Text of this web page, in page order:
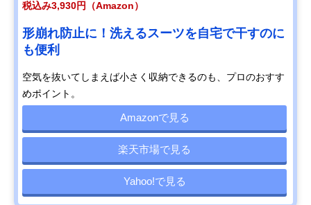
税込み3,930円（Amazon）
形崩れ防止に！洗えるスーツを自宅で干すのに
も便利
空気を抜いてしまえば小さく収納できるのも、プロのおすす
めポイント。
Amazonで見る
楽天市場で見る
Yahoo!で見る